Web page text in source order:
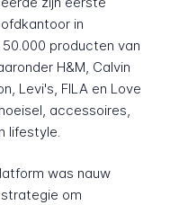
in
producten van
H&M, Calvin
Levi's, FILA en Love
accessoires,
lifestyle.
was nauw
om